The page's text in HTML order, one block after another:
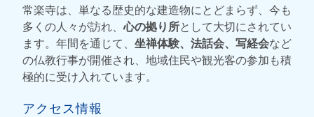
常楽寺は、単なる歴史的な建造物にとどまらず、今も
多くの人々が訪れ、心の拠り所として大切にされてい
ます。年間を通じて、 坐禅体験、法話会、写経会など
の仏教行事が開催され、地域住民や観光客の参加も積
極的に受け入れています。
アクセス情報